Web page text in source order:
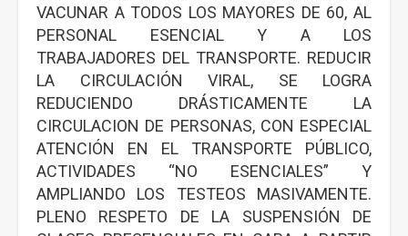
VACUNAR A TODOS LOS MAYORES DE 60, AL
PERSONAL ESENCIAL Y A LOS
TRABAJADORES DEL TRANSPORTE. REDUCIR
LA CIRCULACIÓN VIRAL, SE LOGRA
REDUCIENDO DRÁSTICAMENTE LA
CIRCULACION DE PERSONAS, CON ESPECIAL
ATENCIÓN EN EL TRANSPORTE PÚBLICO,
ACTIVIDADES “NO ESENCIALES” Y
AMPLIANDO LOS TESTEOS MASIVAMENTE.
PLENO RESPETO DE LA SUSPENSIÓN DE